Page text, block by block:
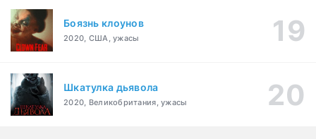
Боязнь клоунов
2020, США, ужасы
Шкатулка дьявола
2020, Великобритания, ужасы